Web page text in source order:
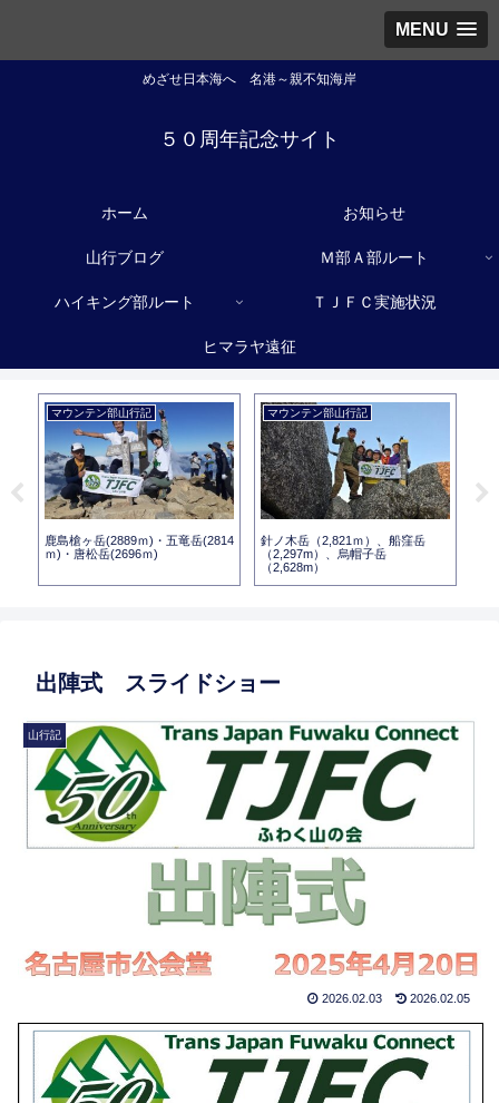
MENU
めざせ日本海へ 名港～親不知海岸
５０周年記念サイト
ホーム お知らせ
山行ブログ Ｍ部Ａ部ルート
ハイキング部ルート ＴＪＦＣ実施状況
ヒマラヤ遠征
マウンテン部山行記
鹿島槍ヶ岳(2889ｍ)・五竜岳(2814
ｍ)・唐松岳(2696ｍ)
マウンテン部山行記
針ノ木岳（2,821ｍ）、船窪岳
（2,297m）、烏帽子岳
（2,628m）
出陣式 スライドショー
山行記
2026.02.03 2026.02.05